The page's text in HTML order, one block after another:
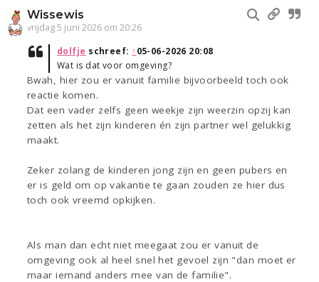
Wissewis
vrijdag 5 juni 2026 om 20:26
dolfje schreef: ↑05-06-2026 20:08
Wat is dat voor omgeving?
Bwah, hier zou er vanuit familie bijvoorbeeld toch ook
reactie komen.
Dat een vader zelfs geen weekje zijn weerzin opzij kan
zetten als het zijn kinderen én zijn partner wel gelukkig
maakt.
Zeker zolang de kinderen jong zijn en geen pubers en
er is geld om op vakantie te gaan zouden ze hier dus
toch ook vreemd opkijken.
Als man dan echt niet meegaat zou er vanuit de
omgeving ook al heel snel het gevoel zijn "dan moet er
maar iemand anders mee van de familie".